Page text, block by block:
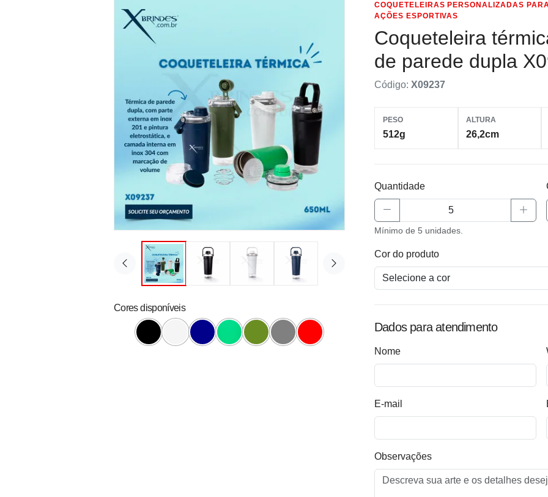
Cores disponíveis
COQUETELEIRAS PERSONALIZADAS
AÇÕES ESPORTIVAS
Coqueteleira
de parede dupla
Código: X09237
PESO
512g
ALTURA
26,2cm
Quantidade
Mínimo de 5 unidades.
Cor do produto
Dados para atendimento
Nome
E-mail
Observações